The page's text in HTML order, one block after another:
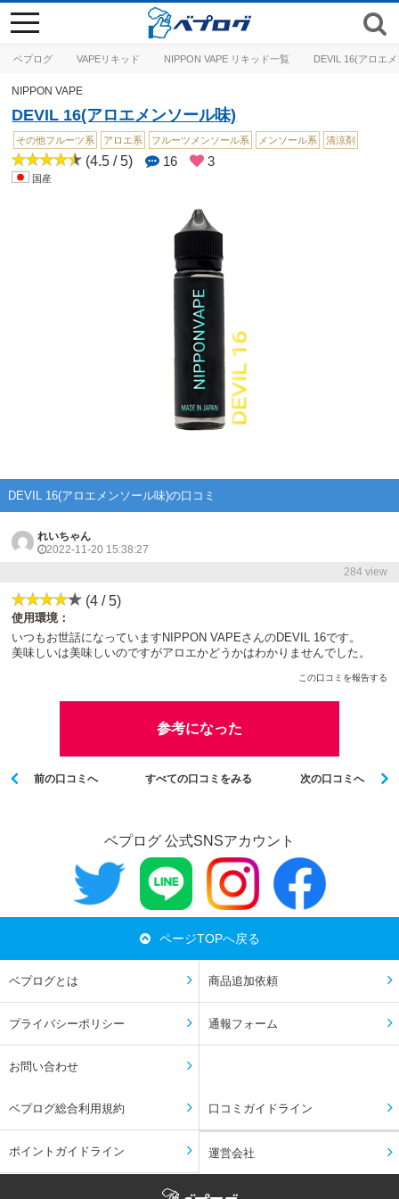
ベプログ VAPEリキッド NIPPON VAPE リキッド一覧 DEVIL 16(アロエ
toggle
navigation
NIPPON VAPE
DEVIL 16(アロエメンソール味)
その他フルーツ系 アロエ系 フルーツメンソール系 メンソール系 清涼剤
(4.5 / 5) 16 3
国産
DEVIL 16(アロエメンソール味)の口コミ
れいちゃん
2022-11-20 15:38:27
284 view
(4 / 5)
使用環境：
いつもお世話になっていますNIPPON VAPEさんのDEVIL 16です。
美味しいは美味しいのですがアロエかどうかはわかりませんでした。
この口コミを報告する
参考になった
前の口コミへ すべての口コミをみる 次の口コミへ
ベプログ 公式SNSアカウント
ページTOPへ戻る
ベプログとは 商品追加依頼
プライバシーポリシー 通報フォーム
お問い合わせ
ベプログ総合利用規約 口コミガイドライン
ポイントガイドライン 運営会社